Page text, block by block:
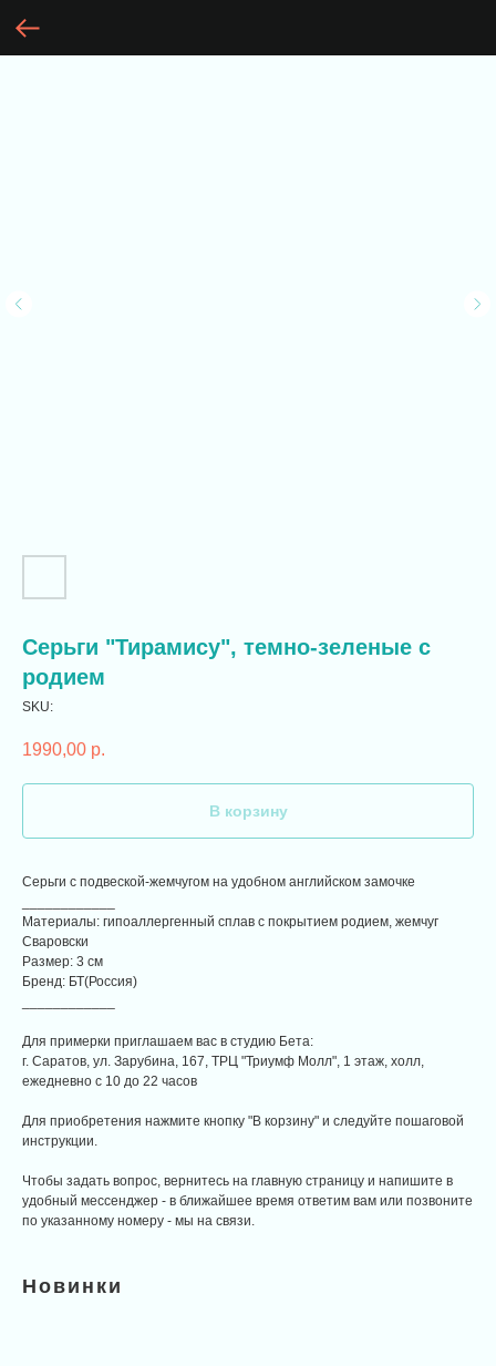
Серьги "Тирамису", темно-зеленые с
родием
SKU:
1990,00 р.
В корзину
Серьги с подвеской-жемчугом на удобном английском замочке
Материалы: гипоаллергенный сплав с покрытием родием, жемчуг
Сваровски
Размер: 3 см
Бренд: БТ(Россия)
Для примерки приглашаем вас в студию Бета:
г. Саратов, ул. Зарубина, 167, ТРЦ "Триумф Молл", 1 этаж, холл,
ежедневно с 10 до 22 часов
Для приобретения нажмите кнопку "В корзину" и следуйте пошаговой
инструкции.
Чтобы задать вопрос, вернитесь на главную страницу и напишите в
удобный мессенджер - в ближайшее время ответим вам или позвоните
по указанному номеру - мы на связи.
Новинки